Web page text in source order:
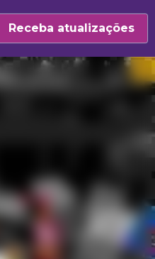
Receba atualizações